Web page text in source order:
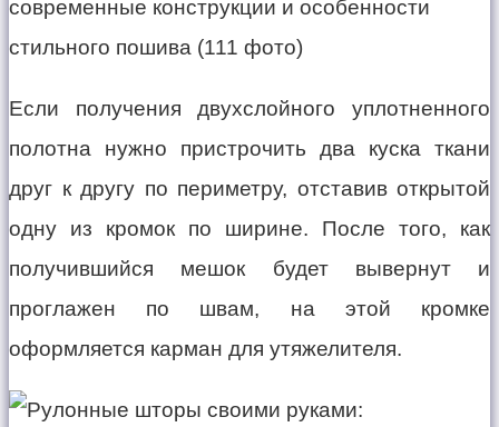
Если получения двухслойного уплотненного
полотна нужно пристрочить два куска ткани
друг к другу по периметру, отставив открытой
одну из кромок по ширине. После того, как
получившийся мешок будет вывернут и
проглажен по швам, на этой кромке
оформляется карман для утяжелителя.